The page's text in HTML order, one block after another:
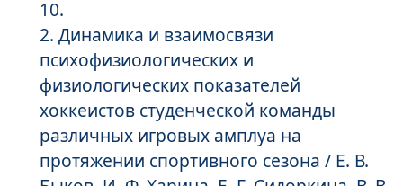
10.
Динамика и взаимосвязи
психофизиологических и
физиологических показателей
хоккеистов студенческой команды
различных игровых амплуа на
протяжении спортивного сезона / Е. В.